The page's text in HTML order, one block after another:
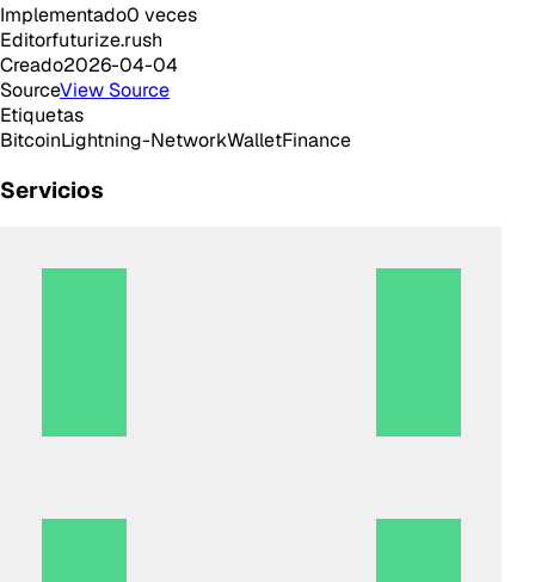
Implementado0 veces
Editorfuturize.rush
Creado2026-04-04
SourceView Source
Etiquetas
BitcoinLightning-NetworkWalletFinance
Servicios